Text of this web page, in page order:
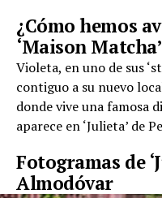
¿Cómo hemos
‘Maison
Violeta, en uno de sus
contiguo a su nuevo
donde vive una famosa
aparece en ‘Julieta’ de
Fotogramas de
Almodóvar